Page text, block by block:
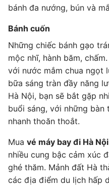
bánh đa nướng, bún và
Bánh cuốn
Những chiếc bánh gạo
mộc nhĩ, hành băm,
với nước mắm chua ngọt
bữa sáng tràn đầy năng
Hà Nội, bạn sẽ bắt gặp
buổi sáng, với những bàn
nhanh thoăn thoắt.
Mua vé máy bay đi Hà Nội
nhiều cung bậc cảm xúc
ghé thăm. Mảnh đất Hà
các địa điểm du lịch hấp